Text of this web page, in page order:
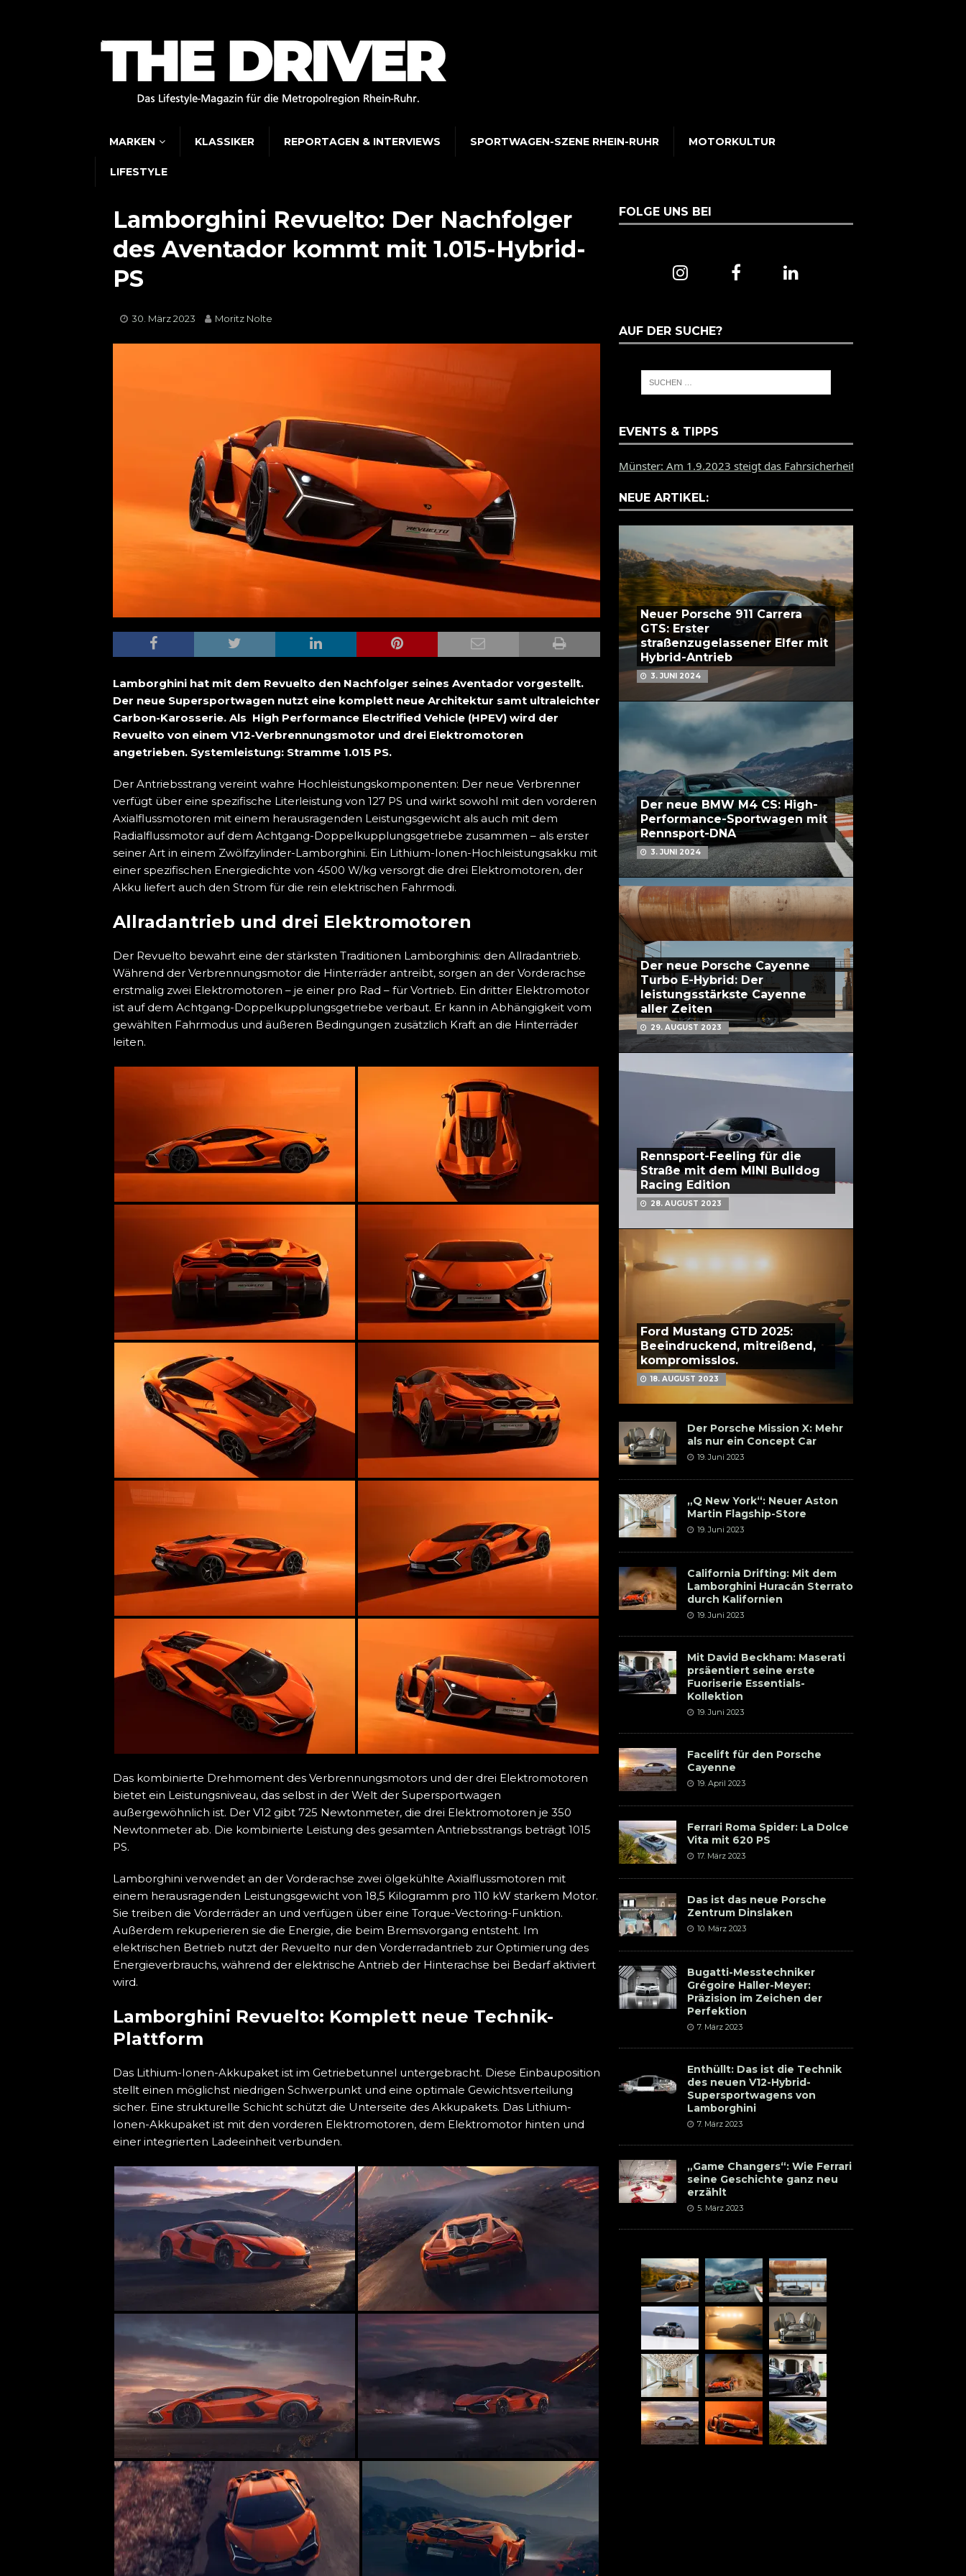
MARKEN KLASSIKER REPORTAGEN & INTERVIEWS SPORTWAGEN-SZENE RHEIN-RUHR MOTORKULTUR
LIFESTYLE
Lamborghini Revuelto: Der Nachfolger
des Aventador kommt mit 1.015-Hybrid-
PS
30. März 2023 Moritz Nolte
Lamborghini hat mit dem Revuelto den Nachfolger seines Aventador vorgestellt.
Der neue Supersportwagen nutzt eine komplett neue Architektur samt ultraleichter
Carbon-Karosserie. Als High Performance Electrified Vehicle (HPEV) wird der
Revuelto von einem V12-Verbrennungsmotor und drei Elektromotoren
angetrieben. Systemleistung: Stramme 1.015 PS.
Der Antriebsstrang vereint wahre Hochleistungskomponenten: Der neue Verbrenner
verfügt über eine spezifische Literleistung von 127 PS und wirkt sowohl mit den vorderen
Axialflussmotoren mit einem herausragenden Leistungsgewicht als auch mit dem
Radialflussmotor auf dem Achtgang-Doppelkupplungsgetriebe zusammen – als erster
seiner Art in einem Zwölfzylinder-Lamborghini. Ein Lithium-Ionen-Hochleistungsakku mit
einer spezifischen Energiedichte von 4500 W/kg versorgt die drei Elektromotoren, der
Akku liefert auch den Strom für die rein elektrischen Fahrmodi.
Allradantrieb und drei Elektromotoren
Der Revuelto bewahrt eine der stärksten Traditionen Lamborghinis: den Allradantrieb.
Während der Verbrennungsmotor die Hinterräder antreibt, sorgen an der Vorderachse
erstmalig zwei Elektromotoren – je einer pro Rad – für Vortrieb. Ein dritter Elektromotor
ist auf dem Achtgang-Doppelkupplungsgetriebe verbaut. Er kann in Abhängigkeit vom
gewählten Fahrmodus und äußeren Bedingungen zusätzlich Kraft an die Hinterräder
leiten.
Das kombinierte Drehmoment des Verbrennungsmotors und der drei Elektromotoren
bietet ein Leistungsniveau, das selbst in der Welt der Supersportwagen
außergewöhnlich ist. Der V12 gibt 725 Newtonmeter, die drei Elektromotoren je 350
Newtonmeter ab. Die kombinierte Leistung des gesamten Antriebsstrangs beträgt 1015
PS.
Lamborghini verwendet an der Vorderachse zwei ölgekühlte Axialflussmotoren mit
einem herausragenden Leistungsgewicht von 18,5 Kilogramm pro 110 kW starkem Motor.
Sie treiben die Vorderräder an und verfügen über eine Torque-Vectoring-Funktion.
Außerdem rekuperieren sie die Energie, die beim Bremsvorgang entsteht. Im
elektrischen Betrieb nutzt der Revuelto nur den Vorderradantrieb zur Optimierung des
Energieverbrauchs, während der elektrische Antrieb der Hinterachse bei Bedarf aktiviert
wird.
Lamborghini Revuelto: Komplett neue Technik-
Plattform
Das Lithium-Ionen-Akkupaket ist im Getriebetunnel untergebracht. Diese Einbauposition
stellt einen möglichst niedrigen Schwerpunkt und eine optimale Gewichtsverteilung
sicher. Eine strukturelle Schicht schützt die Unterseite des Akkupakets. Das Lithium-
Ionen-Akkupaket ist mit den vorderen Elektromotoren, dem Elektromotor hinten und
einer integrierten Ladeeinheit verbunden.
FOLGE UNS BEI
AUF DER SUCHE?
EVENTS & TIPPS
PZ Münster: Am 1.9.2023 steigt das Fahrsicherheitstraining des PZ Münster auf dem
NEUE ARTIKEL:
Neuer Porsche 911 Carrera
GTS: Erster
straßenzugelassener Elfer mit
Hybrid-Antrieb
3. JUNI 2024
Der neue BMW M4 CS: High-
Performance-Sportwagen mit
Rennsport-DNA
3. JUNI 2024
Der neue Porsche Cayenne
Turbo E-Hybrid: Der
leistungsstärkste Cayenne
aller Zeiten
29. AUGUST 2023
Rennsport-Feeling für die
Straße mit dem MINI Bulldog
Racing Edition
28. AUGUST 2023
Ford Mustang GTD 2025:
Beeindruckend, mitreißend,
kompromisslos.
18. AUGUST 2023
Der Porsche Mission X: Mehr
als nur ein Concept Car
19. Juni 2023
„Q New York“: Neuer Aston
Martin Flagship-Store
19. Juni 2023
California Drifting: Mit dem
Lamborghini Huracán Sterrato
durch Kalifornien
19. Juni 2023
Mit David Beckham: Maserati
prsäentiert seine erste
Fuoriserie Essentials-
Kollektion
19. Juni 2023
Facelift für den Porsche
Cayenne
19. April 2023
Ferrari Roma Spider: La Dolce
Vita mit 620 PS
17. März 2023
Das ist das neue Porsche
Zentrum Dinslaken
10. März 2023
Bugatti-Messtechniker
Grégoire Haller-Meyer:
Präzision im Zeichen der
Perfektion
7. März 2023
Enthüllt: Das ist die Technik
des neuen V12-Hybrid-
Supersportwagens von
Lamborghini
7. März 2023
„Game Changers“: Wie Ferrari
seine Geschichte ganz neu
erzählt
5. März 2023